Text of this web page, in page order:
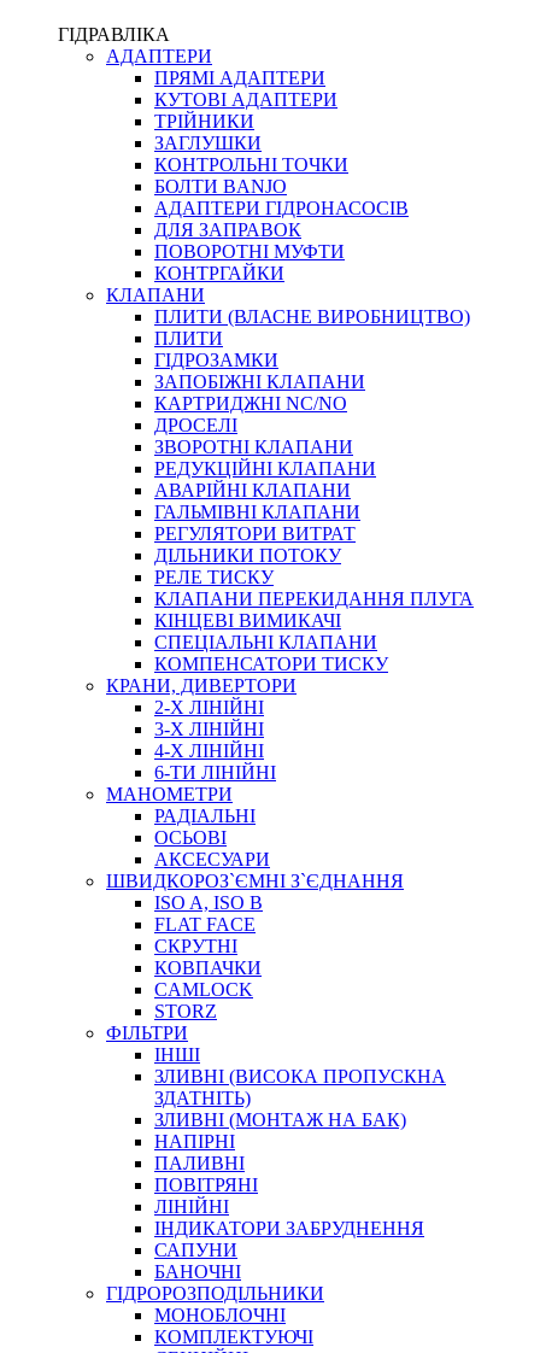
ФІТИНГИ ДІАГНОСТИЧНІ
АКСЕСУАРИ
ТРУБКИ ТА КОМПЛЕКТУЮЧІ
ФІТИНГИ ГІДРАВЛІЧНІ
ФІТИНГИ КОНДИЦІОНЕРНІ
ЗАХИСТ РУКАВІВ
ФІТИНГИ KARCHER
ФІТИНГИ НА ПІДЙОМ КАБІНИ
КОНЕКТОРИ
ХОМУТИ
ЧЕРВ`ЯЧНІ
ПРУЖИННІ
НЕЙЛОНОВІ
ПРОРЕЗИНЕНІ
АВТОТОВАРИ
АВТОХІМІЯ
ДОМКРАТИ
НАБОРИ ЗАПОБІЖНИКІВ, КЛЕМ, АКСЕСУАРІВ
НАСОСИ, КОМПРЕСОРИ, МАНОМЕТРИ
ПАСТА, АНТИСЕПТИК
ІНСТРУМЕНТ
САДОВИЙ ІНВЕНТАР
ЕЛЕКТРИЧНІ ПРИЛАДИ
ПАЛЬНИКИ, ПАЯЛЬНИКИ, ПАЯЛЬНІ ЛАМПИ
ІНСТРУМЕНТИ ДЛЯ ЕЛЕКТРИКА
ЕЛЕКТРОІНСТРУМЕНТИ
ЗАМКИ І КОМПЛЕКТУЮЧІ
ІНСТРУМЕНТИ ДЛЯ ЗВАРЮВАННЯ, АКСЕСУАРИ
ГІДРАВЛІКА
АДАПТЕРИ
ПРЯМІ АДАПТЕРИ
КУТОВІ АДАПТЕРИ
ТРІЙНИКИ
ЗАГЛУШКИ
КОНТРОЛЬНІ ТОЧКИ
БОЛТИ BANJO
АДАПТЕРИ ГІДРОНАСОСІВ
ДЛЯ ЗАПРАВОК
ПОВОРОТНІ МУФТИ
КОНТРГАЙКИ
КЛАПАНИ
ПЛИТИ (ВЛАСНЕ ВИРОБНИЦТВО)
ПЛИТИ
ГІДРОЗАМКИ
ЗАПОБІЖНІ КЛАПАНИ
КАРТРИДЖНІ NC/NO
ДРОСЕЛІ
ЗВОРОТНІ КЛАПАНИ
РЕДУКЦІЙНІ КЛАПАНИ
АВАРІЙНІ КЛАПАНИ
ГАЛЬМІВНІ КЛАПАНИ
РЕГУЛЯТОРИ ВИТРАТ
ДІЛЬНИКИ ПОТОКУ
РЕЛЕ ТИСКУ
КЛАПАНИ ПЕРЕКИДАННЯ ПЛУГА
КІНЦЕВІ ВИМИКАЧІ
СПЕЦІАЛЬНІ КЛАПАНИ
КОМПЕНСАТОРИ ТИСКУ
КРАНИ, ДИВЕРТОРИ
2-Х ЛІНІЙНІ
3-Х ЛІНІЙНІ
4-Х ЛІНІЙНІ
6-ТИ ЛІНІЙНІ
МАНОМЕТРИ
РАДІАЛЬНІ
ОСЬОВІ
АКСЕСУАРИ
ШВИДКОРОЗ`ЄМНІ З`ЄДНАННЯ
ISO A, ISO B
FLAT FACE
СКРУТНІ
КОВПАЧКИ
CAMLOCK
STORZ
ФІЛЬТРИ
ІНШІ
ЗЛИВНІ (ВИСОКА ПРОПУСКНА
ЗДАТНІТЬ)
ЗЛИВНІ (МОНТАЖ НА БАК)
НАПІРНІ
ПАЛИВНІ
ПОВІТРЯНІ
ЛІНІЙНІ
ІНДИКАТОРИ ЗАБРУДНЕННЯ
САПУНИ
БАНОЧНІ
ГІДРОРОЗПОДІЛЬНИКИ
МОНОБЛОЧНІ
КОМПЛЕКТУЮЧІ